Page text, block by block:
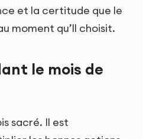
et la certitude que le
moment qu’Il choisit.
le mois de
sacré. Il est